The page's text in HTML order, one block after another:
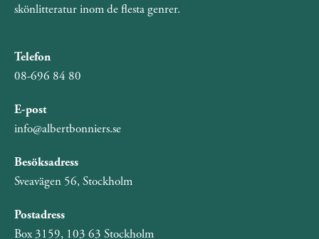
skönlitteratur inom de flesta genrer.
Telefon
08-696 84 80
E-post
info@albertbonniers.se
Besöksadress
Sveavägen 56, Stockholm
Postadress
Box 3159, 103 63 Stockholm